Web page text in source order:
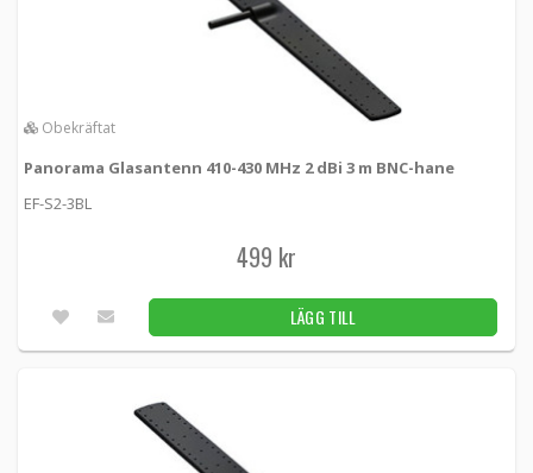
Panorama Rundstrålande 380-430MHz
Panorama antennas
2 399 kr
Obekräftat
Panorama Glasantenn 410-430 MHz 2 dBi 3 m BNC-hane
EF-S2-3BL
499 kr
LÄGG TILL